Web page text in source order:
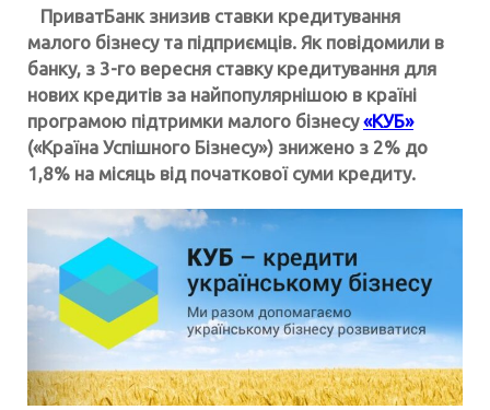
ПриватБанк знизив ставки кредитування
малого бізнесу та підприємців. Як повідомили в
банку, з 3-го вересня ставку кредитування для
нових кредитів за найпопулярнішою в країні
програмою підтримки малого бізнесу«КУБ»
(«Країна Успішного Бізнесу») знижено з 2% до
1,8% на місяць від початкової суми кредиту.